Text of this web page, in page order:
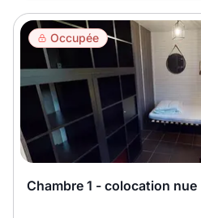
Occupée
Chambre 1 - colocation nue